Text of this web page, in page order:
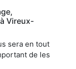
Vireux-
sera en tout
de les